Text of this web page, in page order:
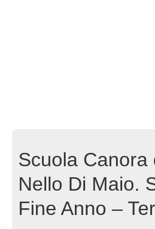
Scuola Canora
Nello Di Maio.
Fine Anno –